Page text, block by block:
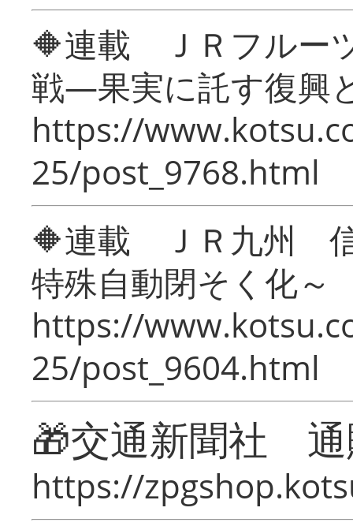
🔶連載 ＪＲフルー
戦―果実に託す復興
https://
25/post_9768.html
🔶連載 ＪＲ九州 信
特殊自動閉そく化～
https://
25/post_9604.html
🎁交通新聞社
https://